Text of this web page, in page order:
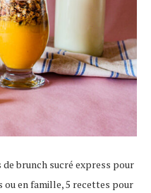
brunch sucré express pour
ou en famille, 5 recettes pour